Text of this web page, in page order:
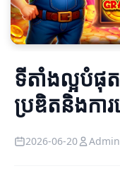
ទីតាំងល្អបំផុ
ប្រឌិតនិងការ
2026-06-20 Admin